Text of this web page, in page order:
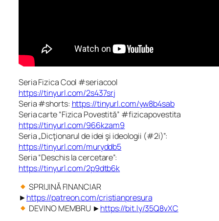
Seria Fizica Cool #seriacool
https://tinyurl.com/2s437srj
Seria #shorts: https://tinyurl.com/yw8b4sab
Seria carte “Fizica Povestită” #fizicapovestita
https://tinyurl.com/966kzam9
Seria „Dicţionarul de idei şi ideologii (#2i)”:
https://tinyurl.com/muryddb5
Seria “Deschis la cercetare”:
https://tinyurl.com/2p9dtb6k
SPRIJINĂ FINANCIAR
►https://patreon.com/cristianpresura
DEVINO MEMBRU ►https://bit.ly/35Q8vXC